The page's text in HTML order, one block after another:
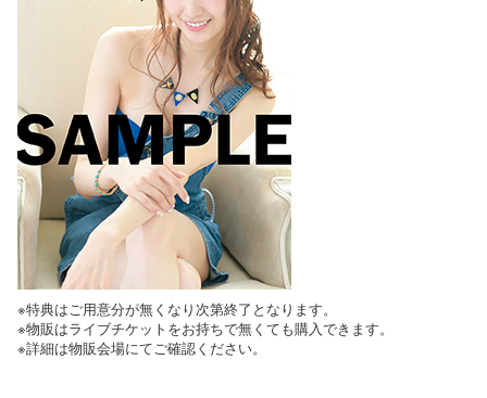
※特典はご用意分が無くなり次第終了となります。
※物販はライブチケットをお持ちで無くても購入できます。
※詳細は物販会場にてご確認ください。